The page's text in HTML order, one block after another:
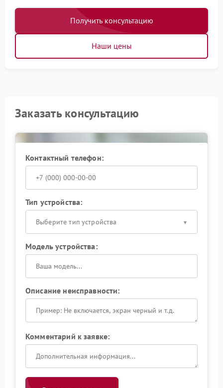
Получить консультацию
Наши цены
Заказать консультацию
Контактный телефон:
Тип устройства:
Выберите тип устройства
Модель устройства:
Описание неисправности:
Комментарий к заявке: